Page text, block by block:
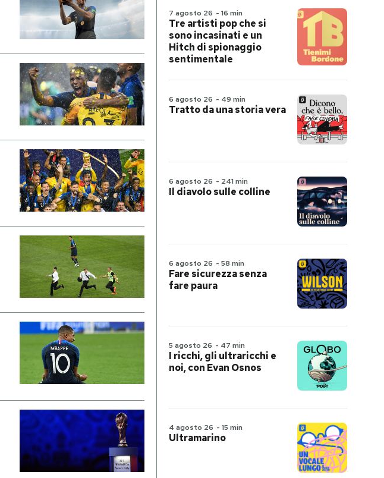
7 agosto 26 - 16 min
Tre artisti pop che si
sono incasinati e un
Hitch di spionaggio
sentimentale
6 agosto 26 - 49 min
Tratto da una storia vera
6 agosto 26 - 241 min
Il diavolo sulle colline
6 agosto 26 - 58 min
Fare sicurezza senza
fare paura
5 agosto 26 - 47 min
I ricchi, gli ultraricchi e
noi, con Evan Osnos
4 agosto 26 - 15 min
Ultramarino